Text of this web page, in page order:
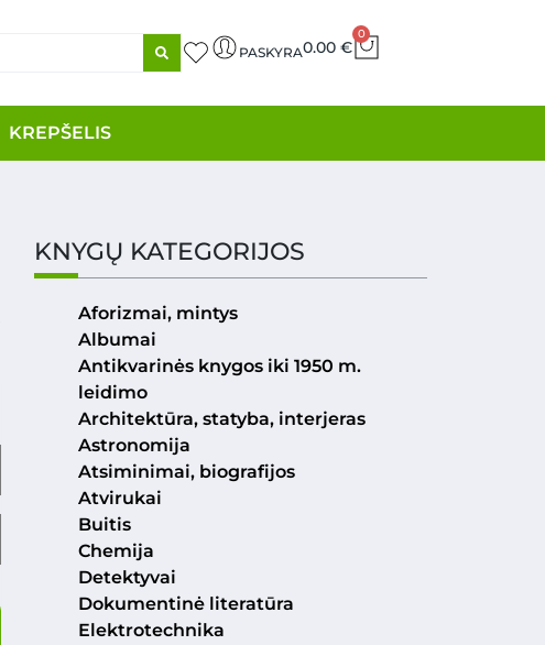
PASKYRA0.00 €
0
KREPŠELIS
KNYGŲ KATEGORIJOS
Aforizmai, mintys
Albumai
Antikvarinės knygos iki 1950 m.
leidimo
Architektūra, statyba, interjeras
Astronomija
Atsiminimai, biografijos
Atvirukai
Buitis
Chemija
Detektyvai
Dokumentinė literatūra
Elektrotechnika